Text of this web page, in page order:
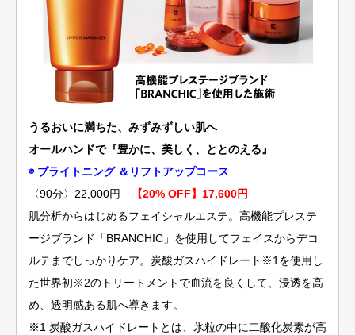
うるおいに満ちた、みずみずしい肌へ
オールハンドで『豊かに、美しく、ととのえる』
◉ ブライトニング ＆リフトアップコース
〈90分〉22,000円
【20% OFF】17,600円
肌分析からはじめるフェイシャルエステ。高機能プレステ
ージブランド「BRANCHIC」を使用してフェイスからデコ
ルテまでしっかりケア。炭酸ガスハイドレート※1を使用し
た世界初※2のトリートメントで血流を良くして、浸透を高
め、透明感ある肌へ導きます。
※1 炭酸ガスハイドレートとは、氷粒の中に二酸化炭素が高